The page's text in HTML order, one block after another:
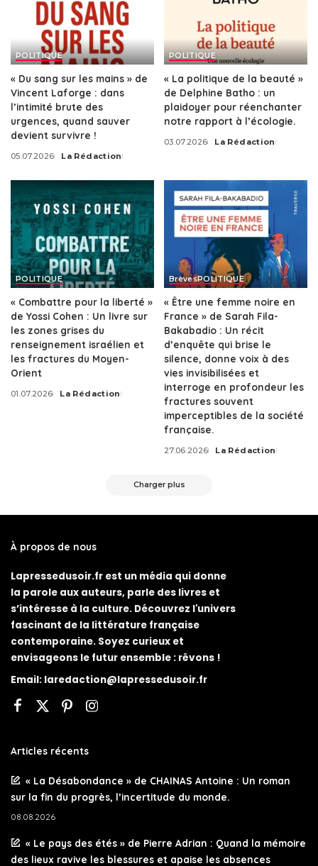
POLITIQUE
« Du sang sur les mains » de
Vincent Laforge : dans
l’intimité brute des
urgences, quand sauver
devient survivre !
05.07.2026
Posted
La Rédaction
POLITIQUE
« La politique de la beauté »
de Delphine Batho : un
plaidoyer pour réenchanter
notre rapport à l’écologie.
03.07.2026
Posted
La Rédaction
POLITIQUE
« Combattre pour la liberté »
de Yossi Cohen : Un livre sur
les zones grises du
renseignement israélien et
les fractures du Moyen-
Orient
01.07.2026
Posted
La Rédaction
BrèvesPOLITIQUE
« Être une femme noire en
France » de Sarah Fila-
Bakabadio : Un récit
d’enquête qui brise le
silence, donne voix à des
vies invisibilisées et
interroge en profondeur les
fractures souvent
imperceptibles de la société
française.
27.06.2026
Posted
La Rédaction
Charger plus
À propos de nous
Lapressedusoir.fr est un média qui donne
la parole aux auteurs, parle des livres et
s’intéresse à la culture. Découvrez l'univers
fascinant de la littérature française
contemporaine. Soyez curieux et
envisageons le futur ensemble : rêvons !
Email: laredaction@lapressedusoir.fr
Articles récents
« La Désabondance » de CHAINAS Antoine : Un roman
sur la fin du progrès, l’incertitude du monde.
08.08.2026
« Le pays des étés » de Pierre Adrian : Quand la mémoire
des lieux ravive les blessures et apaise les absences